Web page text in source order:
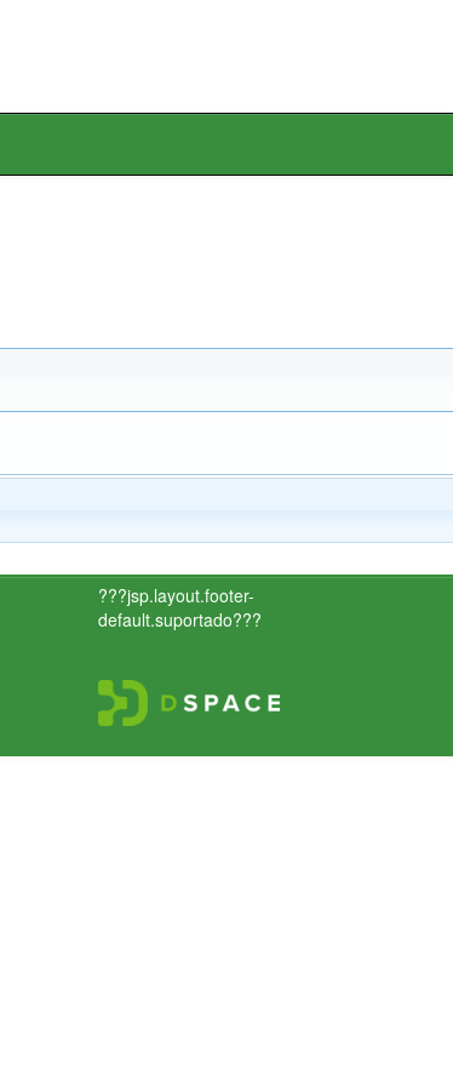
???jsp.layout.footer-
default.suportado???